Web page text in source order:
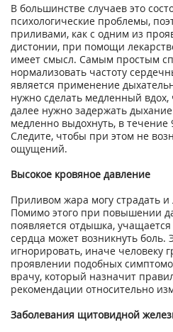
В большинстве случаев это
психологические проблемы,
приливами, как с одним из
дистонии, при помощи
имеет смысл. Самым простым
нормализовать частоту
является применение
нужно сделать медленный вдох,
далее нужно задержать
медленно выдохнуть, в течение
Следите, чтобы при этом не
ощущений.
Высокое кровяное давление
Приливом жара могу страдать
Помимо этого при повышении
появляется отдышка,
сердца может возникнуть боль.
игнорировать, иначе человеку
проявлении подобных
врачу, который назначит
рекомендации относительно
Заболевания щитовидной